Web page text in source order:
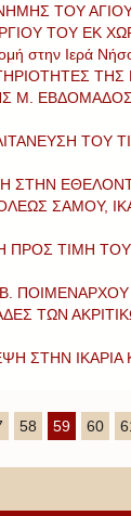
ΤΟΥ
ΤΟΥ ΕΚ
στην Ιερά
ΤΗΣ
Μ.
ΤOY
ΣΤΗΝ
ΣΑΜΟΥ,
ΠΡΟΣ ΤΙΜΗ ΤΟΥ
ΤΩΝ
ΣΤΗΝ ΙΚΑΡΙΑ
58 59 60